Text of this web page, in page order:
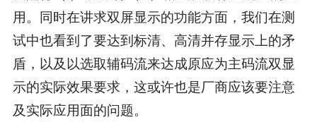
用。同时在讲求双屏显示的功能方面，我们在测
试中也看到了要达到标清、高清并存显示上的矛
盾，以及以选取辅码流来达成原应为主码流双显
示的实际效果要求，这或许也是厂商应该要注意
及实际应用面的问题。